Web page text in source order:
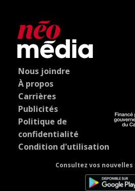
Nous joindre
À propos
Carrières
Publicités
Politique de
confidentialité
Condition d'utilisation
Consultez vos